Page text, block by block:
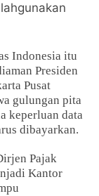
Indonesia itu
Presiden
Pusat
gulungan pita
keperluan data
dibayarkan.
Pajak
Kantor